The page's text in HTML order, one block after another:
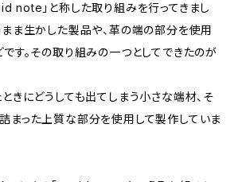
note」と称した取り組みを行ってきまし
まま生かした製品や、革の端の部分を使用
です。その取り組みの一つとしてできたのが
きにどうしても出てしまう小さな端材、そ
まった上質な部分を使用して製作していま